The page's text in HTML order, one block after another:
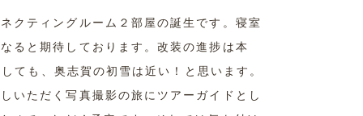
クティングルーム２部屋の誕生です。寝室
ると期待しております。改装の進捗は本
ても、奥志賀の初雪は近い！と思います。
いただく写真撮影の旅にツアーガイドとし